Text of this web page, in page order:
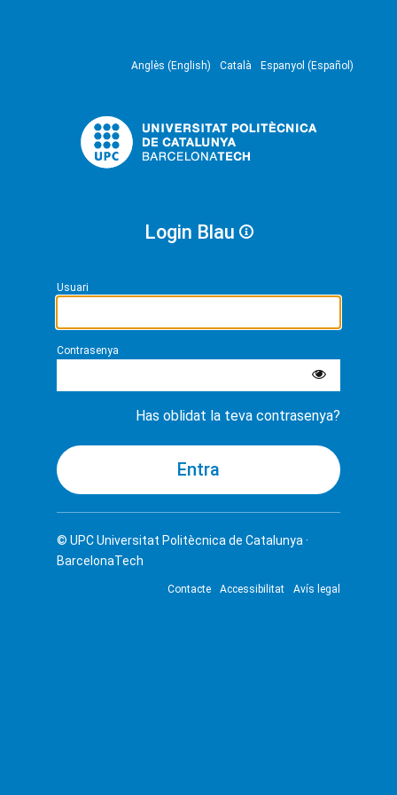
Anglès (English) Català Espanyol (Español)
Login Blau
Usuari
Contrasenya
Has oblidat la teva contrasenya?
© UPCUniversitat Politècnica de Catalunya ·
BarcelonaTech
Contacte Accessibilitat Avís legal